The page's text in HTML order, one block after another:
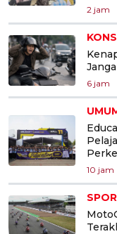
2 jam
6 jam
10 jam